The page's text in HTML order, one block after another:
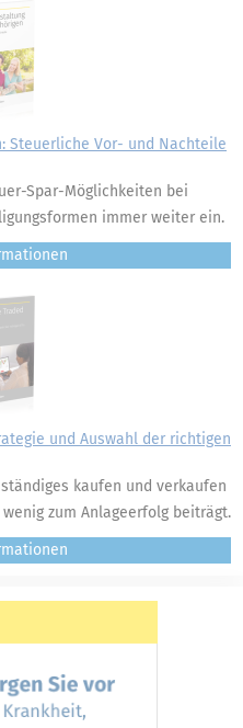
Steuerliche Vor- und Nachteile
Spar-Möglichkeiten bei
immer weiter ein.
und Auswahl der richtigen
kaufen und verkaufen
zum Anlageerfolg beiträgt.